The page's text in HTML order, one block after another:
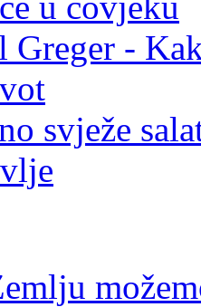
Greger -
svježe